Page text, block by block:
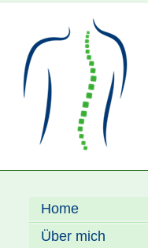
Home
Über mich